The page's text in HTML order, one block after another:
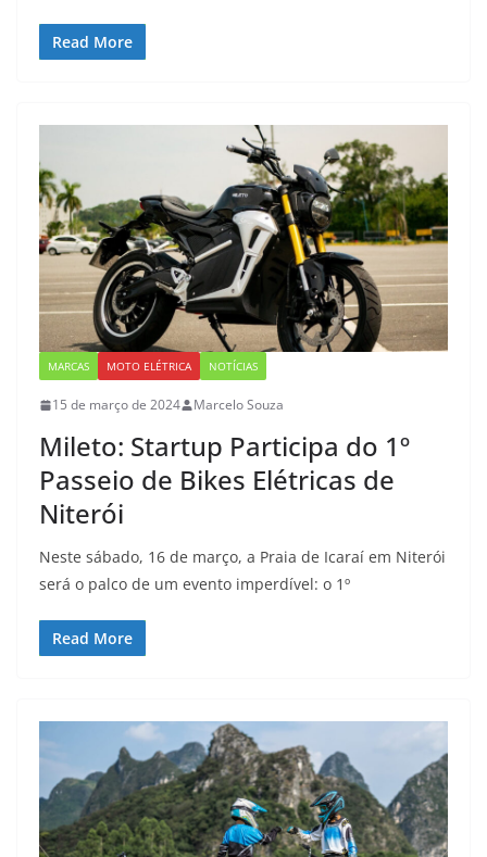
Read More
MARCAS MOTO ELÉTRICA NOTÍCIAS
15 de março de 2024 Marcelo Souza
Mileto: Startup Participa do 1º
Passeio de Bikes Elétricas de
Niterói
Neste sábado, 16 de março, a Praia de Icaraí em Niterói
será o palco de um evento imperdível: o 1º
Read More